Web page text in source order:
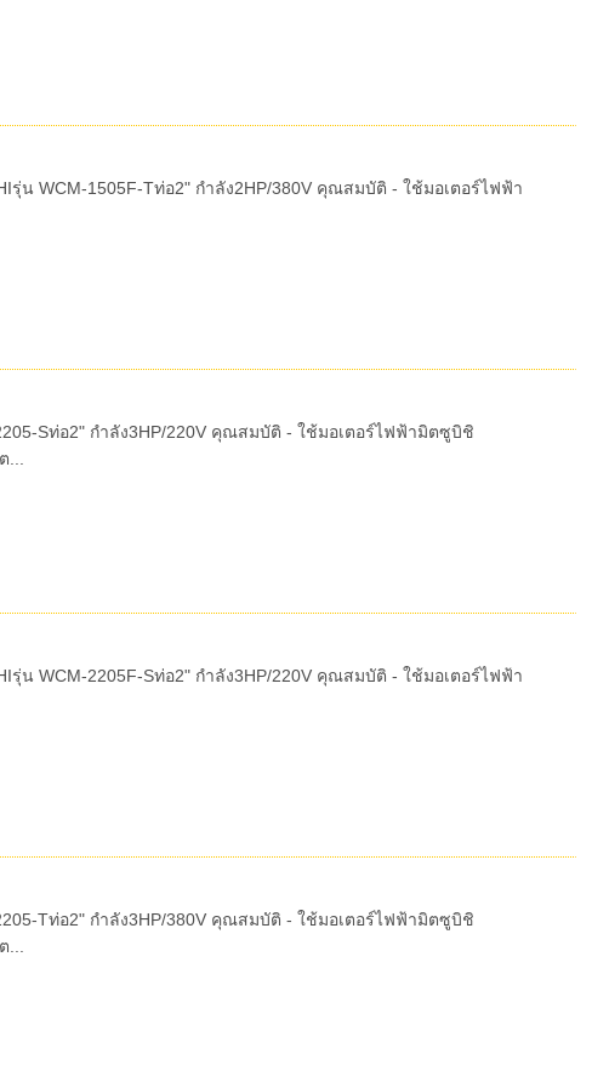
น WCM-1505F-Tท่อ2" กำลัง2HP/380V คุณสมบัติ - ใช้มอเตอร์ไฟฟ้า
Sท่อ2" กำลัง3HP/220V คุณสมบัติ - ใช้มอเตอร์ไฟฟ้ามิตซูบิชิ
น WCM-2205F-Sท่อ2" กำลัง3HP/220V คุณสมบัติ - ใช้มอเตอร์ไฟฟ้า
Tท่อ2" กำลัง3HP/380V คุณสมบัติ - ใช้มอเตอร์ไฟฟ้ามิตซูบิชิ